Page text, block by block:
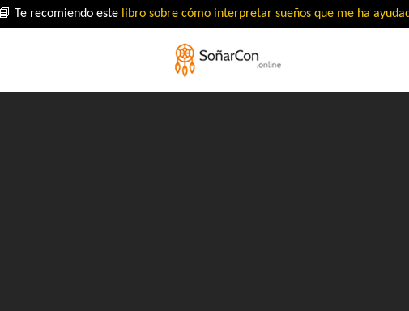
📘 Te recomiendo este libro sobre cómo interpretar sueños que me ha